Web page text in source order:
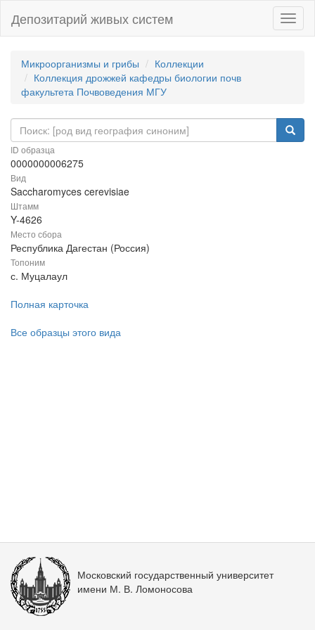
Депозитарий живых систем
Микроорганизмы и грибы
Коллекции
Коллекция дрожжей кафедры биологии почв
факультета Почвоведения МГУ
ID образца
0000000006275
Вид
Saccharomyces cerevisiae
Штамм
Y-4626
Место сбора
Республика Дагестан (Россия)
Топоним
с. Муцалаул
Полная карточка
Все образцы этого вида
Московский государственный университет
имени М. В. Ломоносова